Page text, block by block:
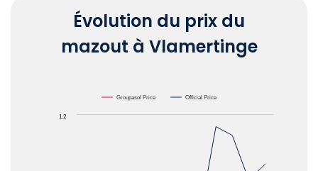
Évolution du prix du
mazout à Vlamertinge
The chart has 1 X axis displaying Months.
The chart has 1 Y axis displaying Oil BE Price /
Groupasol Price Official Price
1.2